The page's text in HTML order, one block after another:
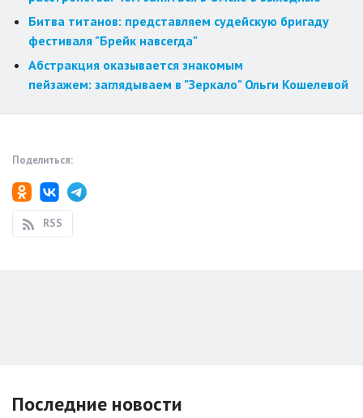
Битва титанов: представляем судейскую бригаду
фестиваля "Брейк навсегда"
Абстракция оказывается знакомым
пейзажем: заглядываем в "Зеркало" Ольги Кошелевой
Поделиться:
RSS
Последние новости